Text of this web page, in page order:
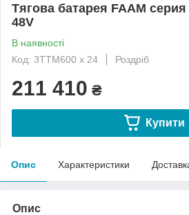
Тягова батарея FAAM серия
48V
В наявності
Код: 3TTM600 x 24
Роздріб
211 410 ₴
Купити
Опис Характеристики
Опис